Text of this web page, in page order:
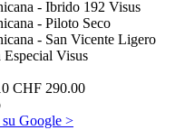
- Ibrido 192 Visus
- Piloto Seco
- San Vicente Ligero
Especial Visus
CHF 290.00
Google >